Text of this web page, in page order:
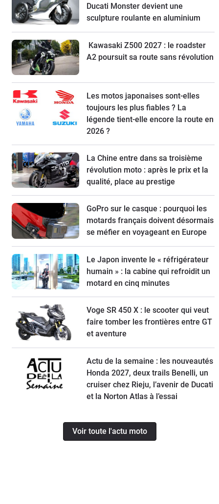
Ducati Monster devient une
sculpture roulante en aluminium
Kawasaki Z500 2027 : le roadster
A2 poursuit sa route sans révolution
Les motos japonaises sont-elles
toujours les plus fiables ? La
légende tient-elle encore la route en
2026 ?
La Chine entre dans sa troisième
révolution moto : après le prix et la
qualité, place au prestige
GoPro sur le casque : pourquoi les
motards français doivent désormais
se méfier en voyageant en Europe
Le Japon invente le « réfrigérateur
humain » : la cabine qui refroidit un
motard en cinq minutes
Voge SR 450 X : le scooter qui veut
faire tomber les frontières entre GT
et aventure
Actu de la semaine : les nouveautés
Honda 2027, deux trails Benelli, un
cruiser chez Rieju, l’avenir de Ducati
et la Norton Atlas à l’essai
Voir toute l'actu moto